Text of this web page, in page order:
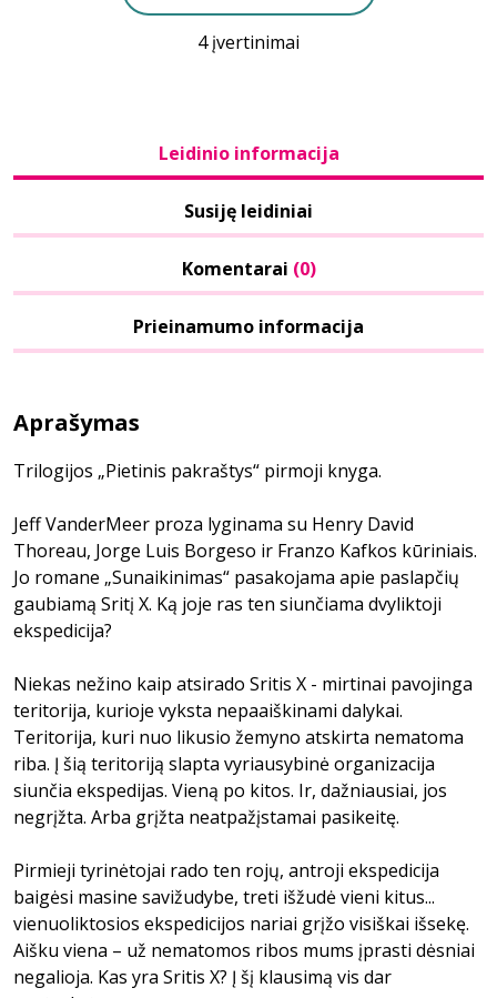
4 įvertinimai
Leidinio informacija
Susiję leidiniai
Komentarai (0)
Prieinamumo informacija
Aprašymas
Trilogijos „Pietinis pakraštys“ pirmoji knyga.
Jeff VanderMeer proza lyginama su Henry David
Thoreau, Jorge Luis Borgeso ir Franzo Kafkos kūriniais.
Jo romane „Sunaikinimas“ pasakojama apie paslapčių
gaubiamą Sritį X. Ką joje ras ten siunčiama dvyliktoji
ekspedicija?
Niekas nežino kaip atsirado Sritis X - mirtinai pavojinga
teritorija, kurioje vyksta nepaaiškinami dalykai.
Teritorija, kuri nuo likusio žemyno atskirta nematoma
riba. Į šią teritoriją slapta vyriausybinė organizacija
siunčia ekspedijas. Vieną po kitos. Ir, dažniausiai, jos
negrįžta. Arba grįžta neatpažįstamai pasikeitę.
Pirmieji tyrinėtojai rado ten rojų, antroji ekspedicija
baigėsi masine savižudybe, treti išžudė vieni kitus...
vienuoliktosios ekspedicijos nariai grįžo visiškai išsekę.
Aišku viena – už nematomos ribos mums įprasti dėsniai
negalioja. Kas yra Sritis X? Į šį klausimą vis dar